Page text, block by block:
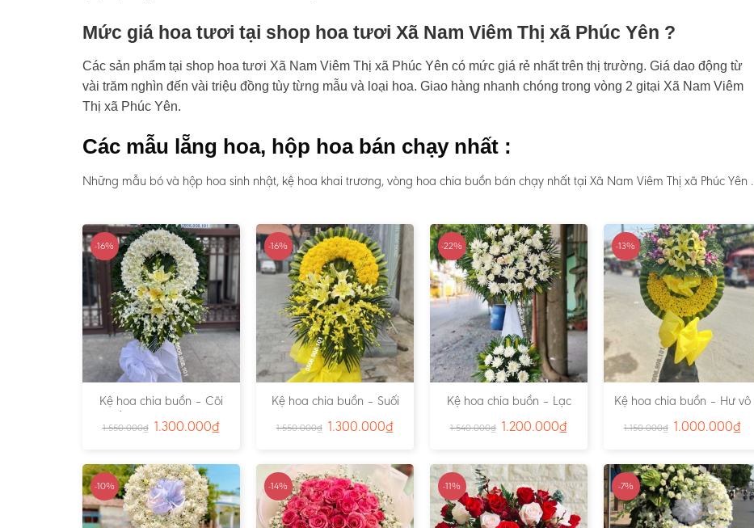
Mức giá hoa tươi tại shop hoa tươi Xã Nam Viêm Thị xã Phúc Yên ?
Các sản phẩm tại shop hoa tươi Xã Nam Viêm Thị xã Phúc Yên có mức giá rẻ nhất trên thị trường. Giá dao động từ
vài trăm nghìn đến vài triệu đồng tùy từng mẫu và loại hoa. Giao hàng nhanh chóng trong vòng 2 gitại Xã Nam Viêm
Thị xã Phúc Yên.
Các mẫu lẵng hoa, hộp hoa bán chạy nhất :
Những mẫu bó và hộp hoa sinh nhật, kệ hoa khai trương, vòng hoa chia buồn bán chạy nhất tại Xã Nam Viêm Thị xã Phúc Yên .
-16%
Kệ hoa chia buồn – Cõi
Trần Gian – Ms:4724
1.550.000₫ 1.300.000₫
-16%
Kệ hoa chia buồn – Suối
1.550.000₫ 1.300.000₫
-22%
Kệ hoa chia buồn – Lạc
1.540.000₫ 1.200.000₫
-13%
Kệ hoa chia buồn – Hư vô
1.150.000₫ 1.000.000₫
-10% -14% -11% -7%